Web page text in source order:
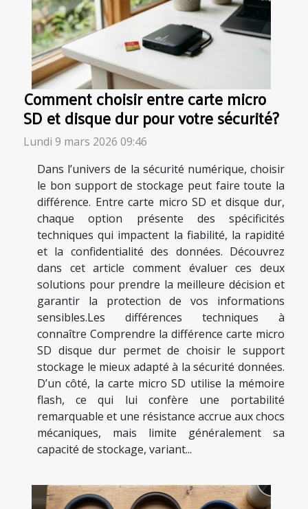
Comment choisir entre carte micro
SD et disque dur pour votre sécurité?
Lundi 9 mars 2026 09:46
Dans l’univers de la sécurité numérique, choisir
le bon support de stockage peut faire toute la
différence. Entre carte micro SD et disque dur,
chaque option présente des spécificités
techniques qui impactent la fiabilité, la rapidité
et la confidentialité des données. Découvrez
dans cet article comment évaluer ces deux
solutions pour prendre la meilleure décision et
garantir la protection de vos informations
sensibles.Les différences techniques à
connaître Comprendre la différence carte micro
SD disque dur permet de choisir le support
stockage le mieux adapté à la sécurité données.
D’un côté, la carte micro SD utilise la mémoire
flash, ce qui lui confère une portabilité
remarquable et une résistance accrue aux chocs
mécaniques, mais limite généralement sa
capacité de stockage, variant...